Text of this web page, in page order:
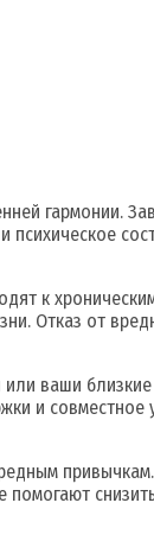
гармонии.
психическое
к
Отказ от
ваши близкие
и